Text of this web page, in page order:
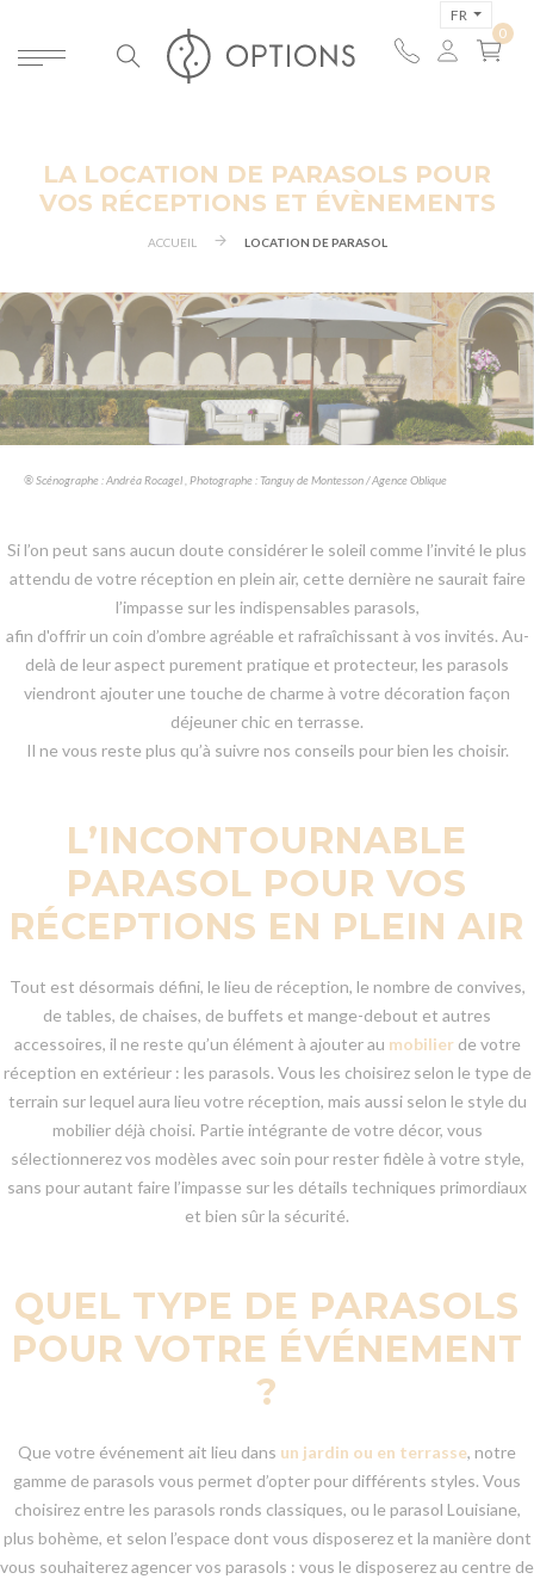
FR
LA LOCATION DE PARASOLS POUR
VOS RÉCEPTIONS ET ÉVÈNEMENTS
ACCUEIL LOCATION DE PARASOL
® Scénographe : Andréa Rocagel , Photographe : Tanguy de Montesson / Agence Oblique
Si l’on peut sans aucun doute considérer le soleil comme l’invité le plus
attendu de votre réception en plein air, cette dernière ne saurait faire
l’impasse sur les indispensables parasols,
afin d'offrir un coin d’ombre agréable et rafraîchissant à vos invités. Au-
delà de leur aspect purement pratique et protecteur, les parasols
viendront ajouter une touche de charme à votre décoration façon
déjeuner chic en terrasse.
Il ne vous reste plus qu’à suivre nos conseils pour bien les choisir.
L’INCONTOURNABLE
PARASOL POUR VOS
RÉCEPTIONS EN PLEIN AIR
Tout est désormais défini, le lieu de réception, le nombre de convives,
de tables, de chaises, de buffets et mange-debout et autres
accessoires, il ne reste qu’un élément à ajouter au mobilierde votre
réception en extérieur : les parasols. Vous les choisirez selon le type de
terrain sur lequel aura lieu votre réception, mais aussi selon le style du
mobilier déjà choisi. Partie intégrante de votre décor, vous
sélectionnerez vos modèles avec soin pour rester fidèle à votre style,
sans pour autant faire l’impasse sur les détails techniques primordiaux
et bien sûr la sécurité.
QUEL TYPE DE PARASOLS
POUR VOTRE ÉVÉNEMENT
?
Que votre événement ait lieu dans un jardin ou en terrasse, notre
gamme de parasols vous permet d’opter pour différents styles. Vous
choisirez entre les parasols ronds classiques, ou le parasol Louisiane,
plus bohème, et selon l’espace dont vous disposerez et la manière dont
vous souhaiterez agencer vos parasols : vous le disposerez au centre de